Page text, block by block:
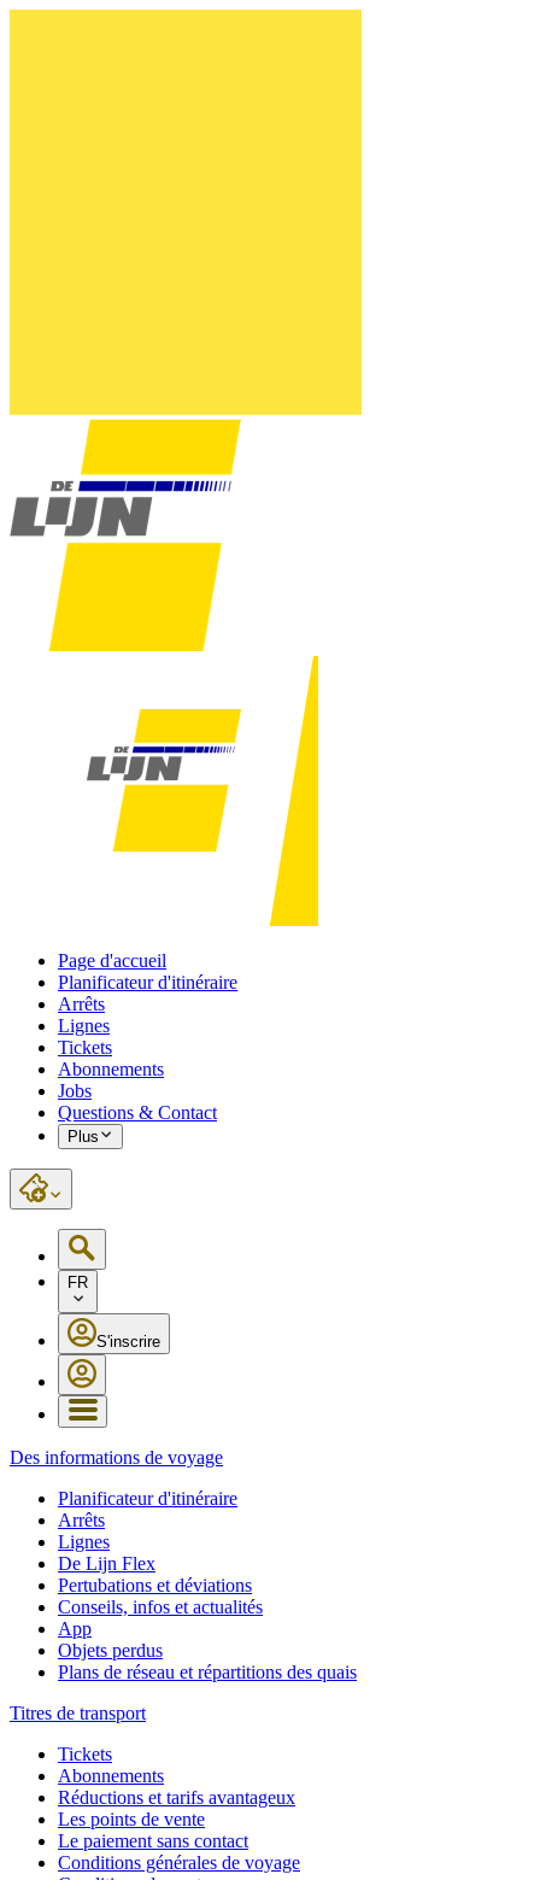
Page d'accueil
Planificateur d'itinéraire
Arrêts
Lignes
Tickets
Abonnements
Jobs
Questions & Contact
Plus
FR
S'inscrire
Des informations de voyage
Planificateur d'itinéraire
Arrêts
Lignes
De Lijn Flex
Pertubations et déviations
Conseils, infos et actualités
App
Objets perdus
Plans de réseau et répartitions des quais
Titres de transport
Tickets
Abonnements
Réductions et tarifs avantageux
Les points de vente
Le paiement sans contact
Conditions générales de voyage